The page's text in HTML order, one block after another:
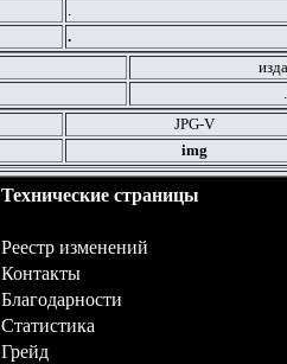
.
.
.
JPG-V
img
Технические страницы
Реестр изменений
Контакты
Благодарности
Статистика
Грейд